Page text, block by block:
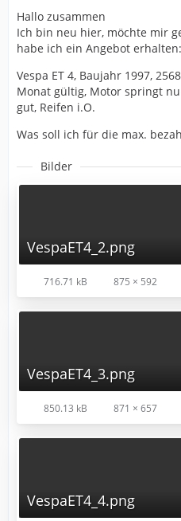
Hallo zusammen
Ich bin neu hier, möchte mir
habe ich ein Angebot erhalten:
Vespa ET 4, Baujahr 1997,
Monat gültig, Motor springt
gut, Reifen i.O.
Was soll ich für die max.
Bilder
VespaET4_2.png
716.71 kB 875 × 592
VespaET4_3.png
850.13 kB 871 × 657
VespaET4_4.png